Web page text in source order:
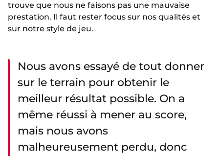
trouve que nous ne faisons pas une mauvaise
prestation. Il faut rester focus sur nos qualités et
sur notre style de jeu.
Nous avons essayé de tout donner
sur le terrain pour obtenir le
meilleur résultat possible. On a
même réussi à mener au score,
mais nous avons
malheureusement perdu, donc